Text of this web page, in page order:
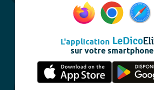
L'application
sur votre smartphone